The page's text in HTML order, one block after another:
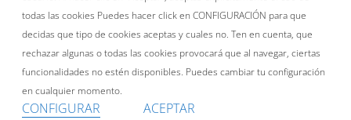
todas las cookies Puedes hacer click en CONFIGURACIÓN para que
decidas que tipo de cookies aceptas y cuales no. Ten en cuenta, que
rechazar algunas o todas las cookies provocará que al navegar, ciertas
funcionalidades no estén disponibles. Puedes cambiar tu configuración
en cualquier momento.
CONFIGURAR ACEPTAR